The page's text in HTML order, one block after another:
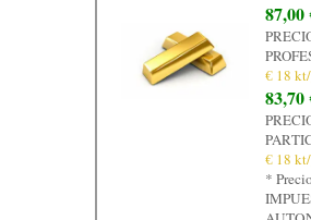
87,00
€ 18
83,70
€ 18
*